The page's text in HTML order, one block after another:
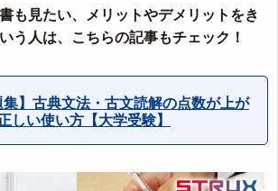
も見たい、メリットやデメリットをき
う人は、こちらの記事もチェック！
集】古典文法・古文読解の点数が上が
しい使い方【大学受験】